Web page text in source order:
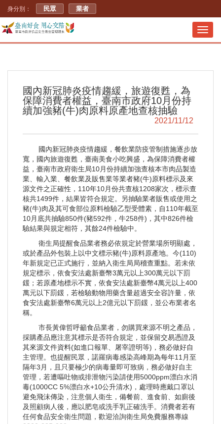
身分別： 民眾 業者
國內新冠肺炎疫情趨緩，旅遊復甦，為
保障消費者權益，臺南市政府10月份持
續加強豬(牛)肉原料原產地查核抽驗
2021/11/12
國內新冠肺炎疫情趨緩，餐飲業防疫管制措施逐步放
寬，國內旅遊復甦，臺南美食小吃興盛，為保障消費者權
益，臺南市政府衛生局10月份持續加強查核本市肉品製造
業、輸入業、餐飲業及販售業等業者豬(牛)原料標示及來
源文件之正確性，110年10月份共查核1208家次，標示查
核共1499件，結果皆符合規定。另抽驗業者販售或使用之
豬(牛)肉及其可食部位原料檢驗乙型受體素，自110年截至
10月底共抽驗850件(豬592件，牛258件)，其中826件檢
驗結果與規定相符，其餘24件檢驗中。
衛生局提醒食品業者務必依規定於營業場所明顯處，
或於產品外包裝上以中文標示豬(牛)原料原產地。今(110)
年新規定已正式施行，並納入衛生局局稽查重點。若未依
規定標示，依食安法處新臺幣3萬元以上300萬元以下罰
鍰；若原產地標示不實，依食安法處新臺幣4萬元以上400
萬元以下罰鍰，若檢驗動物用藥含量超過安全容許量，依
食安法處新臺幣6萬元以上2億元以下罰鍰，並公布業者名
稱。
市長黃偉哲呼籲食品業者，勿購買來源不明之產品，
採購產品應注意其標示是否符合規定，並保留交易憑證及
其來源文件資料(如進口報單、屠宰證明等)，務必做好自
主管理。也提醒民眾，諾羅病毒感染高峰期為每年11月至
隔年3月，且只要極少的病毒量即可致病，務必做好自主
管理，若遭嘔吐物或排泄物污染請使用5000ppm漂白水消
毒(1000CC 5%漂白水+10公升清水)，處理時應戴口罩以
避免飛沫傳染，注意個人衛生，備餐前、進食前、如廁後
及照顧病人後，應以肥皂或洗手乳正確洗手。消費者若有
任何食品安全衛生問題，歡迎洽詢衛生局免費服務專線